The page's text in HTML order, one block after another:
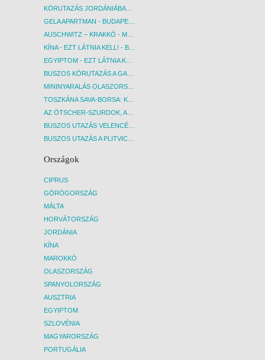
KÖRUTAZÁS JORDÁNIÁBAN, HOLT-TENGERI PIHENÉSSEL - BUDAPEST, REPÜLŐ
GELA APARTMAN - BUDAPEST, REPÜLŐ
AUSCHWITZ – KRAKKÓ - MEGRÁZÓ IDŐUTAZÁS! - BUDAPEST, BUSZ
KÍNA - EZT LÁTNIA KELL! - BUDAPEST, REPÜLŐ
EGYIPTOM - EZT LÁTNIA KELL! - BUDAPEST, REPÜLŐ
BUSZOS KÖRUTAZÁS A GARDA-TÓ KÖRNYÉKÉN - BUDAPEST, BUSZ
MININYARALÁS OLASZORSZÁGBAN: ÉSZAK-OLASZ GYÖNGYSZEMEK NYOMÁBAN - BUDAPEST, BUSZ
TOSZKÁNA SAVA-BORSA: KÓSTOLÓK ÉS KULTURÁLIS UTAZÁS - BUDAPEST, BUSZ
AZ ÖTSCHER-SZURDOK, AUSZTRIA GRAND CANYONJA - BUDAPEST, BUSZ
BUSZOS UTAZÁS VELENCÉBE - BUDAPEST, BUSZ
BUSZOS UTAZÁS A PLITVICEI-TAVAK NEMZETI PARKBA - BUDAPEST, BUSZ
Országok
CIPRUS
GÖRÖGORSZÁG
MÁLTA
HORVÁTORSZÁG
JORDÁNIA
KÍNA
MAROKKÓ
OLASZORSZÁG
SPANYOLORSZÁG
AUSZTRIA
EGYIPTOM
SZLOVÉNIA
MAGYARORSZÁG
PORTUGÁLIA